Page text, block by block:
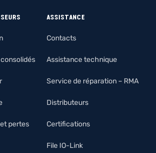
pertes
ASSISTANCE
Contacts
Assistance technique
Service de réparation – RMA
Distributeurs
Certifications
File IO-Link